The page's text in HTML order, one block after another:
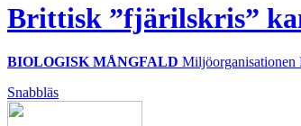
Brittisk ”fjärilskris”
BIOLOGISK MÅNGFALD Miljöorganisationen
Snabbläs